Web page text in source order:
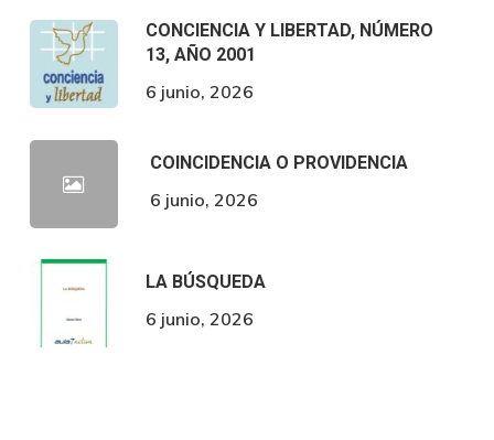
CONCIENCIA Y LIBERTAD, NÚMERO
13, AÑO 2001
6 junio, 2026
COINCIDENCIA O PROVIDENCIA
6 junio, 2026
LA BÚSQUEDA
6 junio, 2026